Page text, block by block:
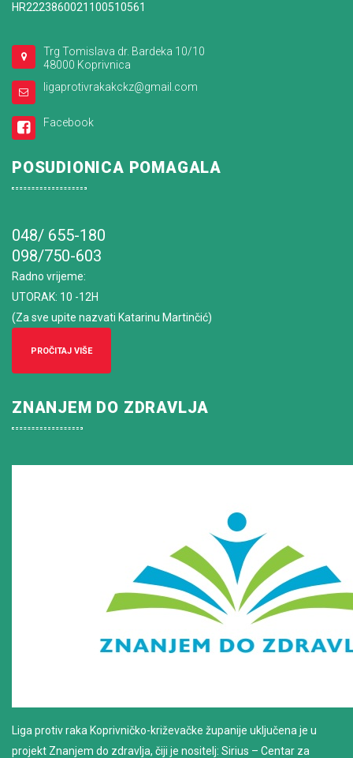
HR2223860021100510561
Trg Tomislava dr. Bardeka 10/10
48000 Koprivnica
ligaprotivrakakckz@gmail.com
Facebook
POSUDIONICA POMAGALA
048/ 655-180
098/750-603
Radno vrijeme:
UTORAK: 10 -12H
(Za sve upite nazvati Katarinu Martinčić)
PROČITAJ VIŠE
ZNANJEM DO ZDRAVLJA
Liga protiv raka Koprivničko-križevačke županije uključena je u
projekt Znanjem do zdravlja, čiji je nositelj: Sirius – Centar za